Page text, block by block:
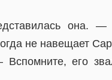
она. —
не навещает
его